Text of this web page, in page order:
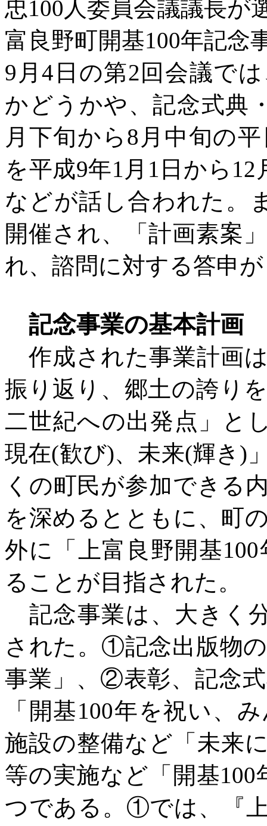
忠100人委員会議議長が
富良野町開基100年記念
9月4日の第2回会議で
かどうかや、記念式典
月下旬から8月中旬の
を平成9年1月1日から
などが話し合われた。
開催され、「計画素案
れ、諮問に対する答申
記念事業の基本計画
作成された事業計画
振り返り、郷土の誇り
二世紀への出発点」と
現在(歓び)、未来(輝き)
くの町民が参加できる
を深めるとともに、町
外に「上富良野開基
ることが目指された。
記念事業は、大きく
された。①記念出版物
事業」、②表彰、記念
「開基100年を祝い、
施設の整備など「未来
等の実施など「開基
つである。①では、『